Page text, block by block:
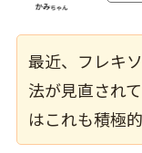
最近、フレキ
法が見直され
はこれも積極